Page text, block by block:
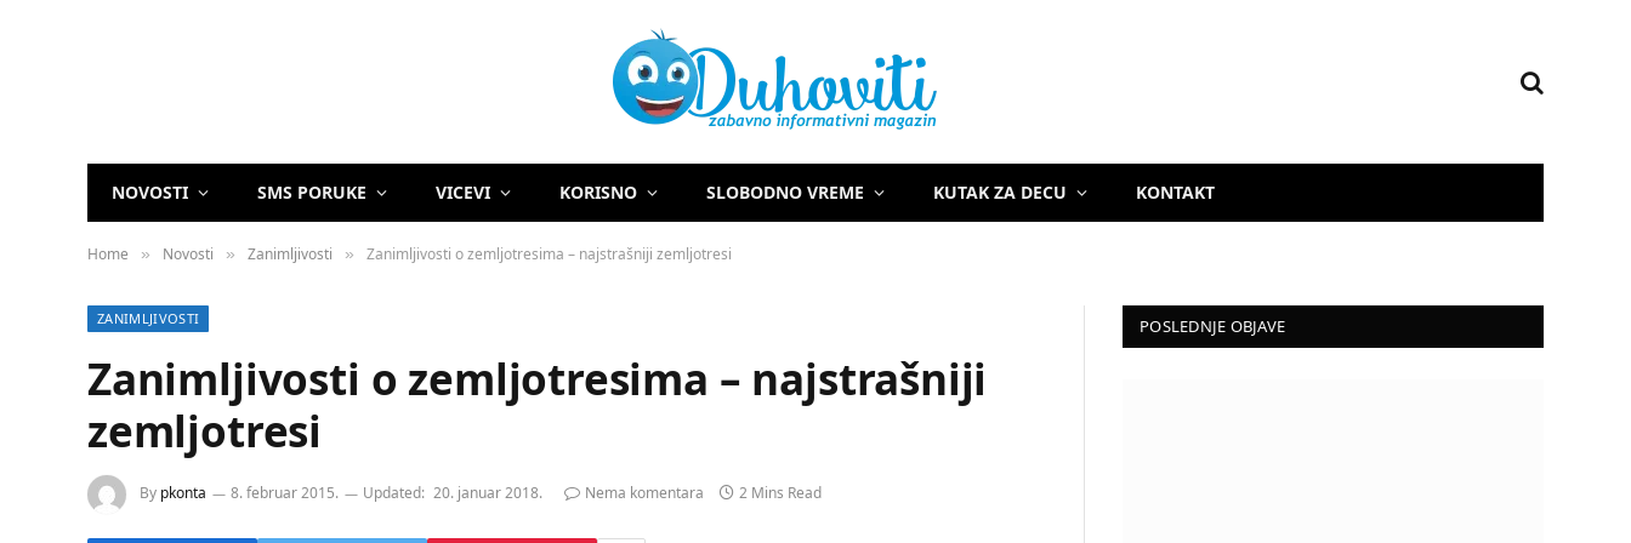
NOVOSTI SMS PORUKE VICEVI KORISNO SLOBODNO VREME KUTAK ZA DECU KONTAKT
Home » Novosti » Zanimljivosti » Zanimljivosti o zemljotresima – najstrašniji zemljotresi
ZANIMLJIVOSTI
Zanimljivosti o zemljotresima – najstrašniji
zemljotresi
By pkonta 8. februar 2015. Updated: 20. januar 2018. Nema komentara 2 Mins Read
POSLEDNJE OBJAVE